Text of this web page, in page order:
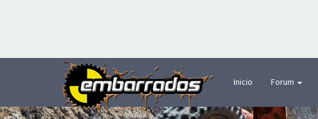
Inicio Forum